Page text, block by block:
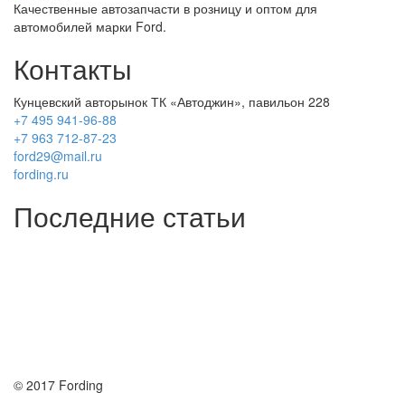
Качественные автозапчасти в розницу и оптом для
автомобилей марки Ford.
Контакты
Кунцевский авторынок ТК «Автоджин», павильон 228
+7 495 941-96-88
+7 963 712-87-23
ford29@mail.ru
fording.ru
Последние статьи
© 2017 Fording